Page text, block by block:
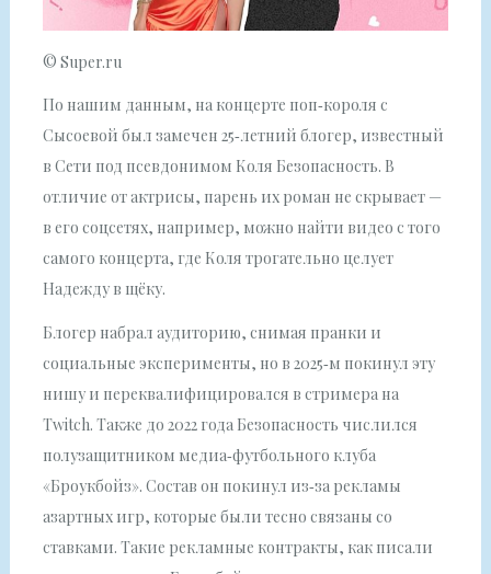
© Super.ru
По нашим данным, на концерте поп‑короля с
Сысоевой был замечен 25‑летний блогер, известный
в Сети под псевдонимом Коля Безопасность. В
отличие от актрисы, парень их роман не скрывает —
в его соцсетях, например, можно найти видео с того
самого концерта, где Коля трогательно целует
Надежду в щёку.
Блогер набрал аудиторию, снимая пранки и
социальные эксперименты, но в 2025‑м покинул эту
нишу и переквалифицировался в стримера на
Twitch. Также до 2022 года Безопасность числился
полузащитником медиа‑футбольного клуба
«Броукбойз». Состав он покинул из‑за рекламы
азартных игр, которые были тесно связаны со
ставками. Такие рекламные контракты, как писали